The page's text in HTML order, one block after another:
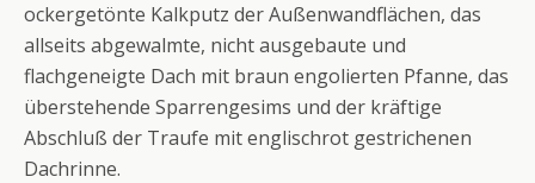
ockergetönte Kalkputz der Außenwandflächen, das
allseits abgewalmte, nicht ausgebaute und
flachgeneigte Dach mit braun engolierten Pfanne, das
überstehende Sparrengesims und der kräftige
Abschluß der Traufe mit englischrot gestrichenen
Dachrinne.